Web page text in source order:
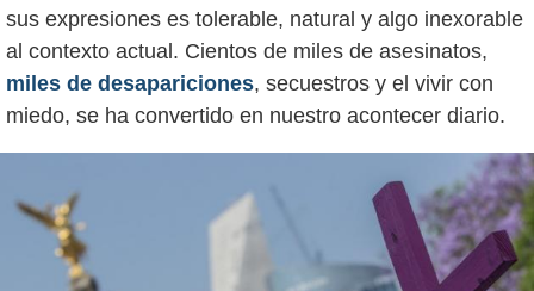
sus expresiones es tolerable, natural y algo inexorable
al contexto actual. Cientos de miles de asesinatos,
miles de desapariciones, secuestros y el vivir con